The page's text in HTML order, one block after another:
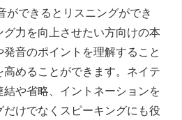
ができるとリスニングができ
力を向上させたい方向けの本
音のポイントを理解すること
めることができます。ネイテ
結や省略、イントネーションを
けでなくスピーキングにも役